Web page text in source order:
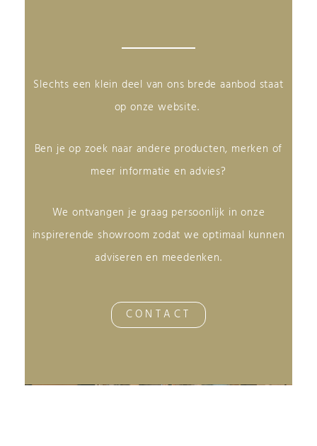
Slechts een klein deel van ons brede aanbod staat
op onze website.
Ben je op zoek naar andere producten, merken of
meer informatie en advies?
We ontvangen je graag persoonlijk in onze
inspirerende showroom zodat we optimaal kunnen
adviseren en meedenken.
CONTACT